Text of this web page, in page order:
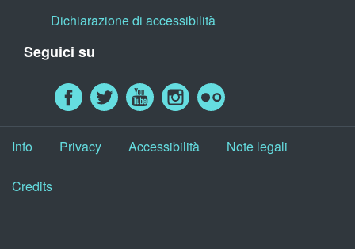
Dichiarazione di accessibilità
Seguici su
Info Privacy Accessibilità Note legali
Credits